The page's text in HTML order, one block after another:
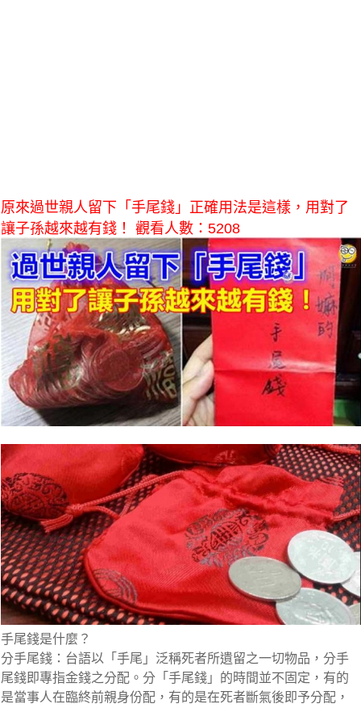
原來過世親人留下「手尾錢」正確用法是這樣，用對了
讓子孫越來越有錢！ 觀看人數：5208
手尾錢是什麼？
分手尾錢：台語以「手尾」泛稱死者所遺留之一切物品，分手
尾錢即專指金錢之分配。分「手尾錢」的時間並不固定，有的
是當事人在臨終前親身份配，有的是在死者斷氣後即予分配，